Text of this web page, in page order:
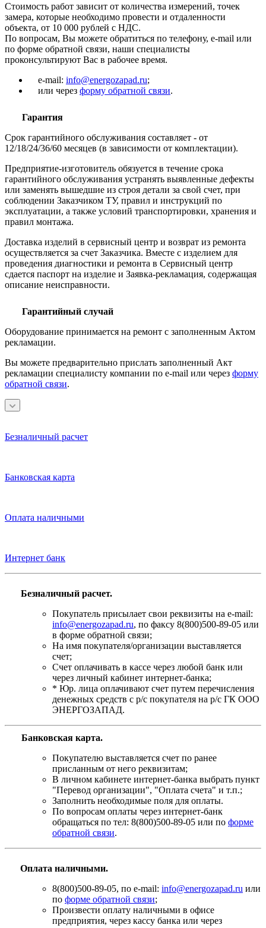
Стоимость работ зависит от количества измерений, точек
замера, которые необходимо провести и отдаленности
объекта, от 10 000 рублей с НДС.
По вопросам, Вы можете обратиться по телефону, e-mail или
по форме обратной связи, наши специалисты
проконсультируют Вас в рабочее время.
e-mail: info@energozapad.ru;
или через форму обратной связи.
Гарантия
Срок гарантийного обслуживания составляет - от
12/18/24/36/60 месяцев (в зависимости от комплектации).
Предприятие-изготовитель обязуется в течение срока
гарантийного обслуживания устранять выявленные дефекты
или заменять вышедшие из строя детали за свой счет, при
соблюдении Заказчиком ТУ, правил и инструкций по
эксплуатации, а также условий транспортировки, хранения и
правил монтажа.
Доставка изделий в сервисный центр и возврат из ремонта
осуществляется за счет Заказчика. Вместе с изделием для
проведения диагностики и ремонта в Сервисный центр
сдается паспорт на изделие и Заявка-рекламация, содержащая
описание неисправности.
Гарантийный случай
Оборудование принимается на ремонт с заполненным Актом
рекламации.
Вы можете предварительно прислать заполненный Акт
рекламации специалисту компании по e-mail или через форму
обратной связи.
Безналичный расчет
Банковская карта
Оплата наличными
Интернет банк
Безналичный расчет.
Покупатель присылает свои реквизиты на e-mail:
info@energozapad.ru, по факсу 8(800)500-89-05 или
в форме обратной связи;
На имя покупателя/организации выставляется
счет;
Счет оплачивать в кассе через любой банк или
через личный кабинет интернет-банка;
* Юр. лица оплачивают счет путем перечисления
денежных средств с р/с покупателя на р/с ГК ООО
ЭНЕРГОЗАПАД.
Банковская карта.
Покупателю выставляется счет по ранее
присланным от него реквизитам;
В личном кабинете интернет-банка выбрать пункт
"Перевод организации", "Оплата счета" и т.п.;
Заполнить необходимые поля для оплаты.
По вопросам оплаты через интернет-банк
обращаться по тел: 8(800)500-89-05 или по форме
обратной связи.
Оплата наличными.
8(800)500-89-05, по e-mail: info@energozapad.ru или
по форме обратной связи;
Произвести оплату наличными в офисе
предприятия, через кассу банка или через